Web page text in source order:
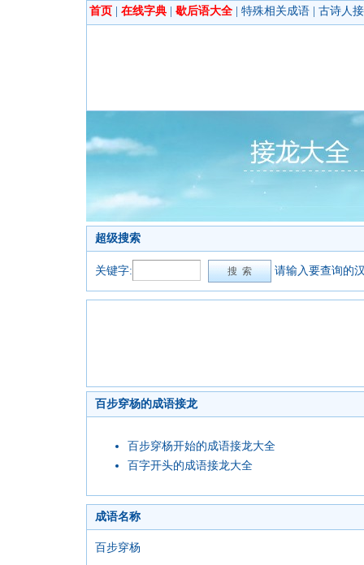
首页 在线字典 歇后语大全 特殊相关成语 古诗人
超级搜索
关键字: 请输入要查询的
百步穿杨的成语接龙
百步穿杨开始的成语接龙大全
百字开头的成语接龙大全
成语名称
百步穿杨